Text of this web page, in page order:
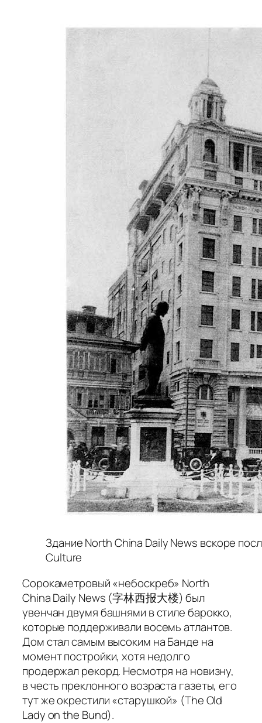
Здание North China Daily News вскоре
Culture
Сорокаметровый «небоскреб» North
China Daily News (字林西报大楼) был
увенчан двумя башнями в стиле барокко,
которые поддерживали восемь атлантов.
Дом стал самым высоким на Банде на
момент постройки, хотя недолго
продержал рекорд. Несмотря на новизну,
в честь преклонного возраста газеты, его
тут же окрестили «старушкой» (The Old
Lady on the Bund).